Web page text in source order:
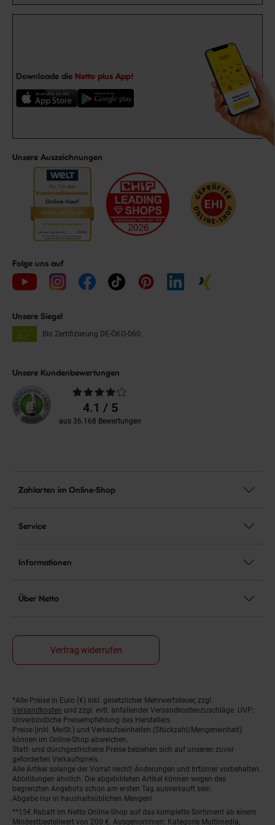
Downloade die Netto plus App!
Unsere Auszeichnungen
Folge uns auf
Unsere Siegel
Bio Zertifizierung DE-ÖKO-060
Unsere Kundenbewertungen
Durchschnittliche
Bewertungen4.1 / 5
aus 36.168 Bewertungen
Zahlarten im Online-Shop
Service
Informationen
Über Netto
Vertrag widerrufen
Fußnoten
*Alle Preise in Euro (€) inkl. gesetzlicher Mehrwertsteuer, zzgl.
Versandkosten und zzgl. evtl. anfallender Versandkostenzuschläge. UVP:
Unverbindliche Preisempfehlung des Herstellers.
Preise (inkl. MwSt.) und Verkaufseinheiten (Stückzahl/Mengeneinheit)
können im Online-Shop abweichen.
Statt- und durchgestrichene Preise beziehen sich auf unseren zuvor
geforderten Verkaufspreis.
Alle Artikel solange der Vorrat reicht! Änderungen und Irrtümer vorbehalten.
Abbildungen ähnlich. Die abgebildeten Artikel können wegen des
begrenzten Angebots schon am ersten Tag ausverkauft sein.
Abgabe nur in haushaltsüblichen Mengen!
**15€ Rabatt im Netto Online-Shop auf das komplette Sortiment ab einem
Mindestbestellwert von 200 €. Ausgenommen: Kategorie Multimedia,